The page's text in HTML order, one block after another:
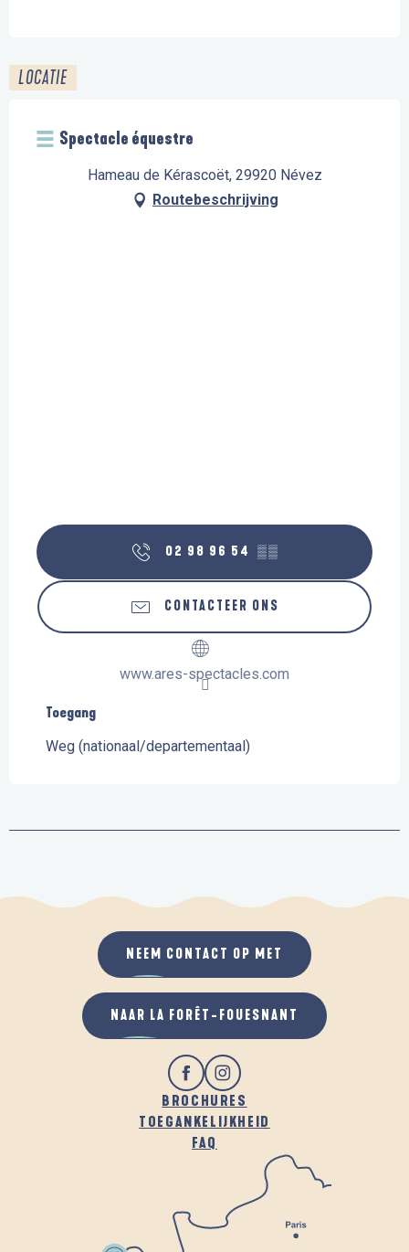
LOCATIE
Spectacle équestre
Hameau de Kérascoët, 29920 Névez
Routebeschrijving
02 98 96 54 ▒▒
CONTACTEER ONS
www.ares-spectacles.com
Toegang
Toegang
Weg (nationaal/departementaal)
BROCHURES
TOEGANKELIJKHEID
FAQ
NEEM CONTACT OP MET
NAAR LA FORÊT-FOUESNANT